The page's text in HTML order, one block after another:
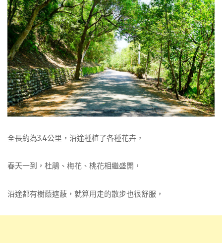
全長約為3.4公里，沿途種植了各種花卉，
春天一到，杜鵑、梅花、桃花相繼盛開，
沿途都有樹蔭遮蔽，就算用走的散步也很舒服，